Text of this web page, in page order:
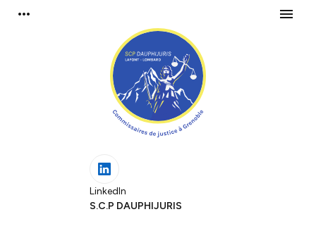
more_horiz menu
LinkedIn
S.C.P DAUPHIJURIS